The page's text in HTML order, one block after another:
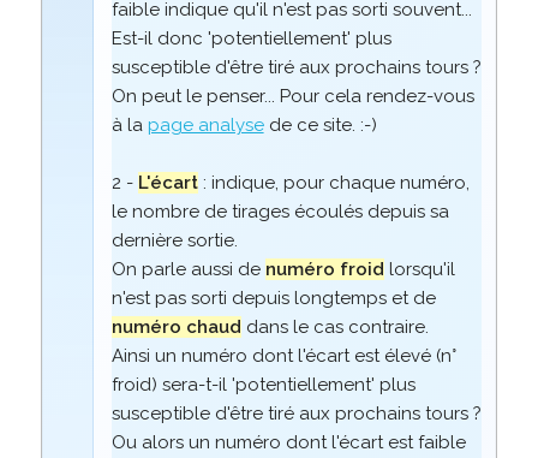
faible indique qu'il n'est pas sorti souvent...
Est-il donc 'potentiellement' plus
susceptible d'être tiré aux prochains tours ?
On peut le penser... Pour cela rendez-vous
à la page analysede ce site. :-)
2 - L'écart: indique, pour chaque numéro,
le nombre de tirages écoulés depuis sa
dernière sortie.
On parle aussi de numéro froid lorsqu'il
n'est pas sorti depuis longtemps et de
numéro chaud dans le cas contraire.
Ainsi un numéro dont l'écart est élevé (n°
froid) sera-t-il 'potentiellement' plus
susceptible d'être tiré aux prochains tours ?
Ou alors un numéro dont l'écart est faible